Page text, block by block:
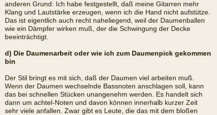
anderen Grund: Ich habe festgestellt, daß meine Gitarren mehr
Klang und Lautstärke erzeugen, wenn ich die Hand nicht aufstütze.
Das ist eigentlich auch recht naheliegend, weil der Daumenballen
wie ein Dämpfer wirken muß, der die Schwingung der Decke
beeinträchtigt.
d) Die Daumenarbeit oder wie ich zum Daumenpick gekommen
bin
Der Stil bringt es mit sich, daß der Daumen viel arbeiten muß.
Wenn der Daumen wechselnde Bassnoten anschlagen soll, kann
das bei schnellen Stücken unangenehm werden. Es handelt sich
dann um achtel-Noten und davon können innerhalb kurzer Zeit
sehr viele anfallen. Zwar gibt es Leute, die das mit dem bloßen